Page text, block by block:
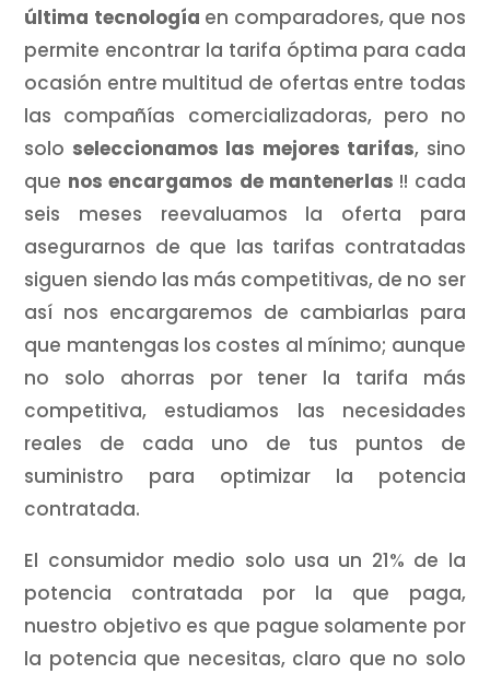
última tecnología en comparadores, que nos
permite encontrar la tarifa óptima para cada
ocasión entre multitud de ofertas entre todas
las compañías comercializadoras, pero no
solo seleccionamos las mejores tarifas, sino
que nos encargamos de mantenerlas !! cada
seis meses reevaluamos la oferta para
asegurarnos de que las tarifas contratadas
siguen siendo las más competitivas, de no ser
así nos encargaremos de cambiarlas para
que mantengas los costes al mínimo; aunque
no solo ahorras por tener la tarifa más
competitiva, estudiamos las necesidades
reales de cada uno de tus puntos de
suministro para optimizar la potencia
contratada.
El consumidor medio solo usa un 21% de la
potencia contratada por la que paga,
nuestro objetivo es que pague solamente por
la potencia que necesitas, claro que no solo